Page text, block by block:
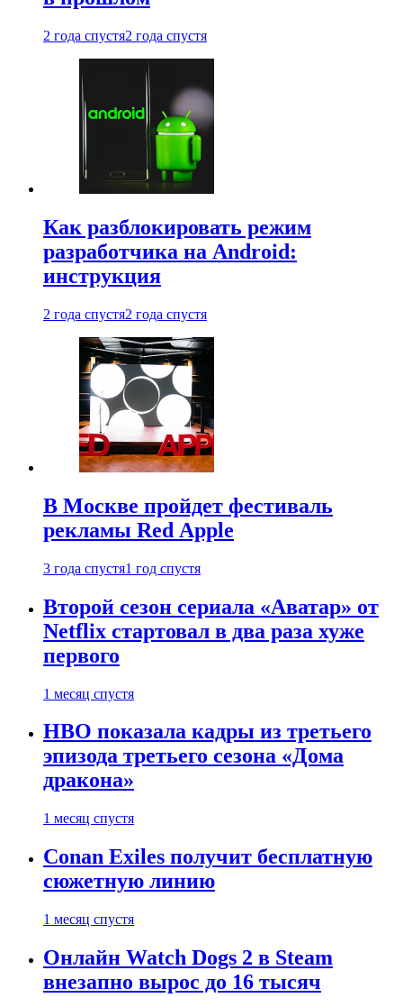
2 года спустя2 года спустя
Как разблокировать режим
разработчика на Android:
инструкция
2 года спустя2 года спустя
В Москве пройдет фестиваль
рекламы Red Apple
3 года спустя1 год спустя
Второй сезон сериала «Аватар» от
Netflix стартовал в два раза хуже
первого
1 месяц спустя
HBO показала кадры из третьего
эпизода третьего сезона «Дома
дракона»
1 месяц спустя
Conan Exiles получит бесплатную
сюжетную линию
1 месяц спустя
Онлайн Watch Dogs 2 в Steam
внезапно вырос до 16 тысяч